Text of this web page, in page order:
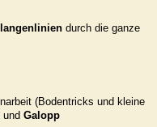
durch die ganze
(Bodentricks und kleine
und Galopp